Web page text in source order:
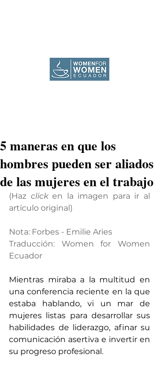
5 maneras en que los
hombres pueden ser aliados
de las mujeres en el trabajo
(Haz click en la imagen para ir al
artículo original)
Nota: Forbes - Emilie Aries
Traducción: Women for Women
Ecuador
Mientras miraba a la multitud en
una conferencia reciente en la que
estaba hablando, vi un mar de
mujeres listas para desarrollar sus
habilidades de liderazgo, afinar su
comunicación asertiva e invertir en
su progreso profesional.